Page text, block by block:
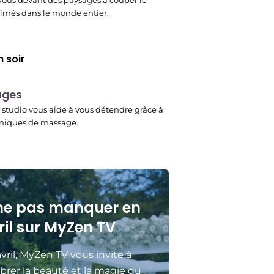
dans le monde entier.
soir
studio vous aide à vous détendre grâce à
de massage.
pas manquer en
sur MyZen TV
MyZen TV vous invite à
la beauté et la magie du